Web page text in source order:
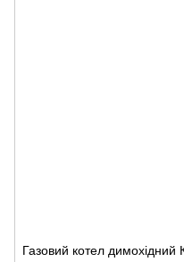
Газовий котел